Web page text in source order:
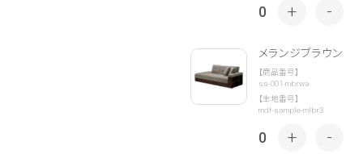
0 + -
メランジブラウン
【商品番号】
ss-001-mbrwa
【生地番号】
mdf-sample-mlbr3
0 + -